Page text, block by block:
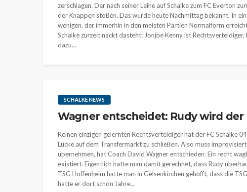
zerschlagen. Der nach seiner Leihe auf Schalke zum FC Everton
der Knappen stoßen. Das wurde heute Nachmittag bekannt. In
wenigen, der immerhin in den meisten Partien Normalform
Schalke zurzeit nackt dasteht: Jonjoe Kenny ist
dazu...
SCHALKE NEWS
Wagner entscheidet: Rudy wird
Keinen einzigen gelernten Rechtsverteidiger hat der FC Schalke
Lücke auf dem Transfermarkt zu schließen. Also muss
übernehmen, hat Coach David Wagner entschieden. Ein recht
existiert. Eigentlich hatte man damit gerechnet, dass Rudy
TSG Hoffenheim hatte man in Gelsenkirchen gehofft, dass die
hatte er dort schon Jahre...